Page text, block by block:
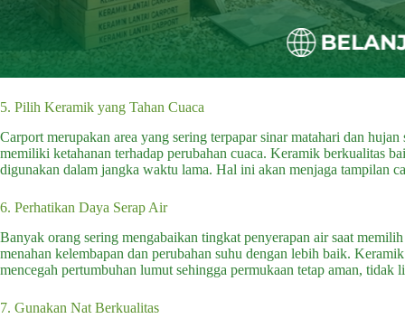
5. Pilih Keramik yang Tahan Cuaca
Carport merupakan area yang sering terpapar sinar matahari dan
memiliki ketahanan terhadap perubahan cuaca. Keramik berkualitas
digunakan dalam jangka waktu lama. Hal ini akan menjaga tampilan
6. Perhatikan Daya Serap Air
Banyak orang sering mengabaikan tingkat penyerapan air saat
menahan kelembapan dan perubahan suhu dengan lebih baik.
mencegah pertumbuhan lumut sehingga permukaan tetap aman, tidak
7. Gunakan Nat Berkualitas